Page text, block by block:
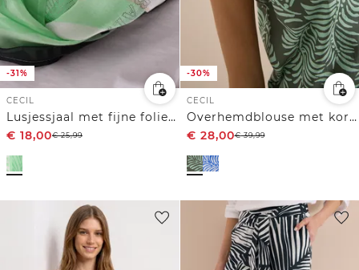
-31%
CECIL
Lusjessjaal met fijne foliedetails
€ 18,00€25,99
-30%
CECIL
Overhemdblouse met korte mouwen en print
€ 28,00€39,99